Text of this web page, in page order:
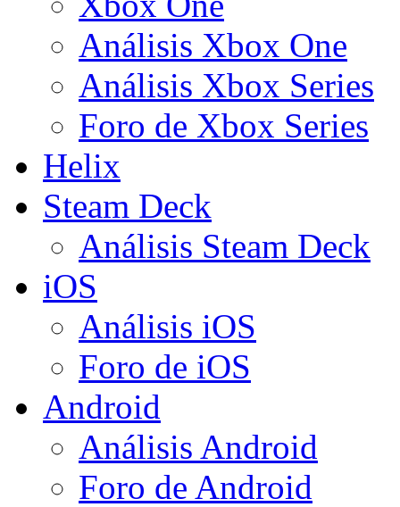
Análisis Xbox One
Análisis Xbox Series
Foro de Xbox Series
Helix
Steam Deck
Análisis Steam Deck
iOS
Análisis iOS
Foro de iOS
Android
Análisis Android
Foro de Android